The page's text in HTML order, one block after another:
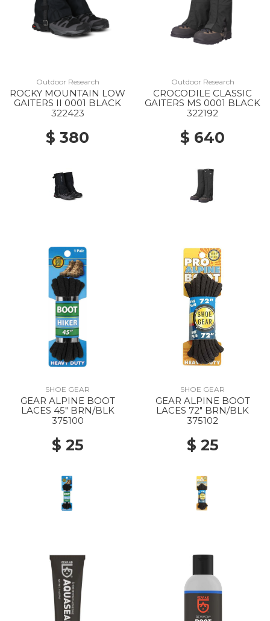
Outdoor Research
ROCKY MOUNTAIN LOW
GAITERS II 0001 BLACK
322423
$ 380
Outdoor Research
CROCODILE CLASSIC
GAITERS MS 0001 BLACK
322192
$ 640
SHOE GEAR
GEAR ALPINE BOOT
LACES 45" BRN/BLK
375100
$ 25
SHOE GEAR
GEAR ALPINE BOOT
LACES 72" BRN/BLK
375102
$ 25